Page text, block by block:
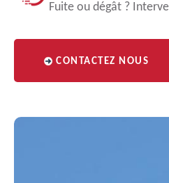
Fuite ou dégât ?
CONTACTEZ NOUS